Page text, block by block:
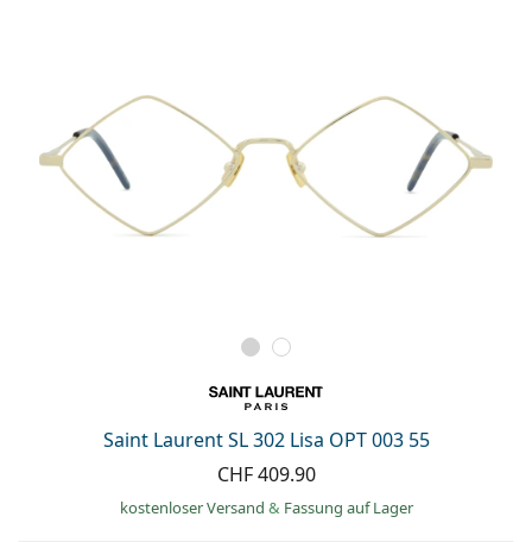
Saint Laurent SL 302 Lisa OPT 003 55
CHF 409.90
kostenloser Versand & Fassung auf Lager